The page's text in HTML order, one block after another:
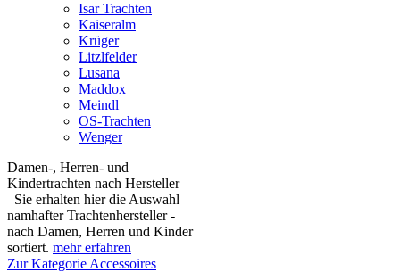
Isar Trachten
Kaiseralm
Krüger
Litzlfelder
Lusana
Maddox
Meindl
OS-Trachten
Wenger
Damen-, Herren- und
Kindertrachten nach Hersteller
Sie erhalten hier die Auswahl
namhafter Trachtenhersteller -
nach Damen, Herren und Kinder
sortiert. mehr erfahren
Zur Kategorie Accessoires